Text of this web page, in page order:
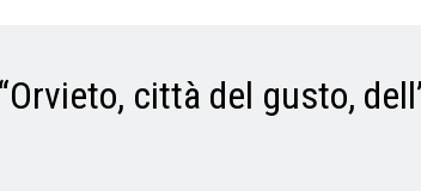
città del gusto,